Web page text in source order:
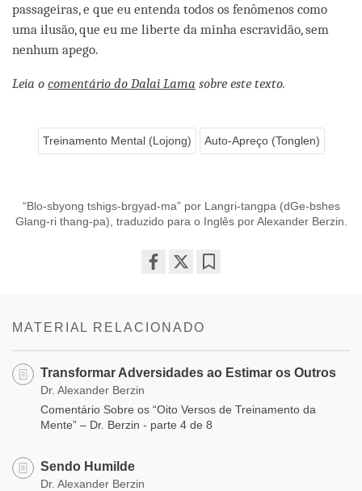
passageiras, e que eu entenda todos os fenômenos como
uma ilusão, que eu me liberte da minha escravidão, sem
nenhum apego.
Leia o comentário do Dalai Lama sobre este texto.
Treinamento Mental (Lojong) Auto-Apreço (Tonglen)
“Blo-sbyong tshigs-brgyad-ma” por Langri-tangpa (dGe-bshes
Glang-ri thang-pa), traduzido para o Inglês por Alexander Berzin.
MATERIAL RELACIONADO
Transformar Adversidades ao Estimar os Outros
Dr. Alexander Berzin
Comentário Sobre os “Oito Versos de Treinamento da
Mente” – Dr. Berzin - parte 4 de 8
Sendo Humilde
Dr. Alexander Berzin